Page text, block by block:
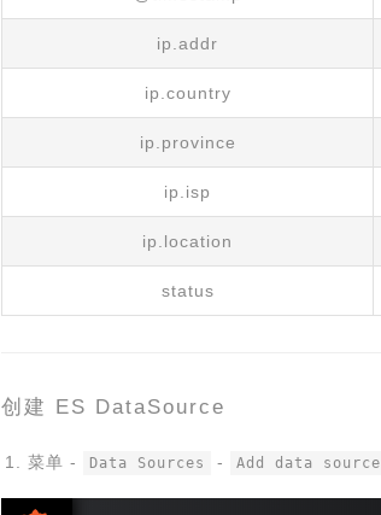
ip.addr
ip.country
ip.province
ip.isp
ip.location
status
创建 ES DataSource
菜单 - Data Sources - Add data source